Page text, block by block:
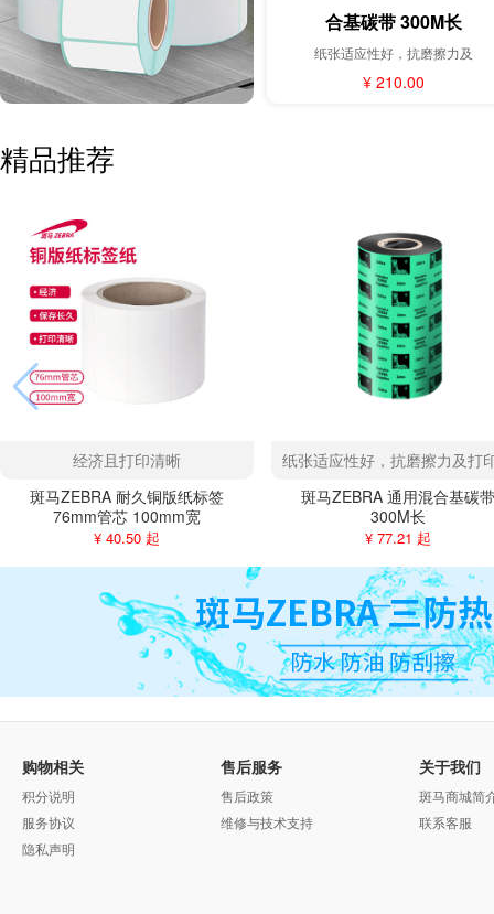
合基碳带 300M长
纸张适应性好，抗磨擦力及
打印黑度均为高标准，适用
¥ 210.00
精品推荐
经济且打印清晰
斑马ZEBRA 耐久铜版纸标签
76mm管芯 100mm宽
¥ 40.50 起
纸张适应性好，抗磨擦力及打
斑马ZEBRA 通用混合基碳带
300M长
¥ 77.21 起
购物相关
积分说明
服务协议
隐私声明
售后服务
售后政策
维修与技术支持
关于我们
斑马商城简
联系客服